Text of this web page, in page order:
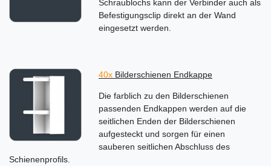
Schraublochs kann der Verbinder auch als
Befestigungsclip direkt an der Wand
eingesetzt werden.
40x Bilderschienen Endkappe
Die farblich zu den Bilderschienen
passenden Endkappen werden auf die
seitlichen Enden der Bilderschienen
aufgesteckt und sorgen für einen
sauberen seitlichen Abschluss des
Schienenprofils.